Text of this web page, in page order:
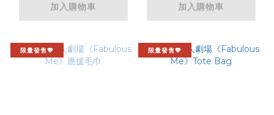
加入購物車 加入購物車
限量發售💖 限量發售💖